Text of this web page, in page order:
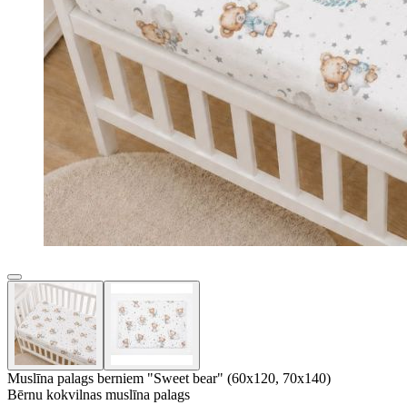
Muslīna palags berniem "Sweet bear" (60x120, 70x140)
Bērnu kokvilnas muslīna palags